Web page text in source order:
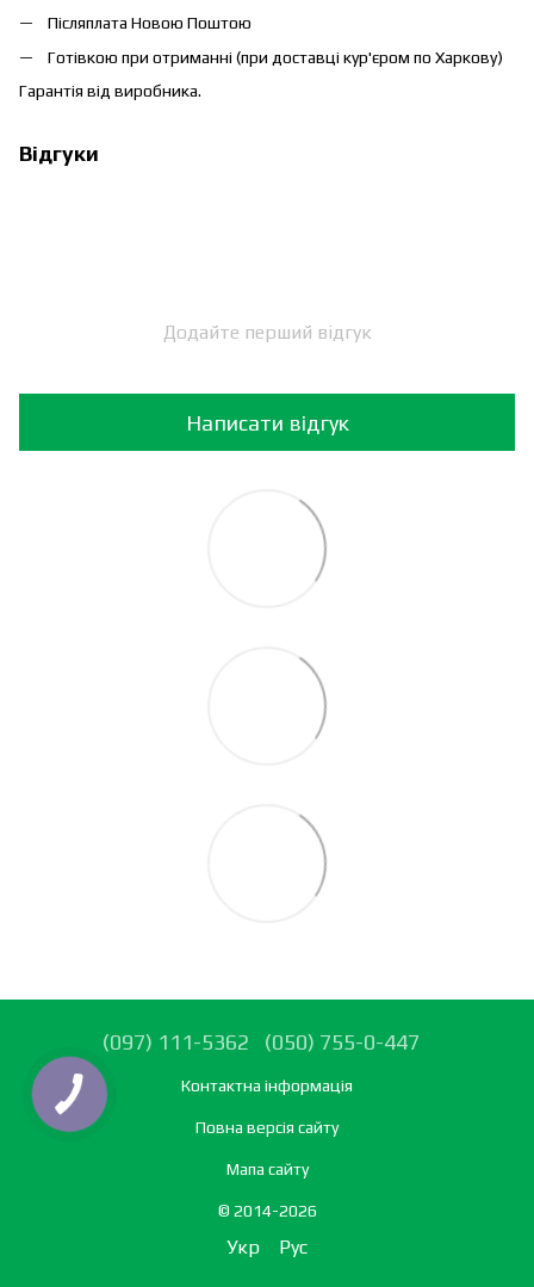
Післяплата Новою Поштою
Готівкою при отриманні (при доставці кур'єром по Харкову)
Гарантія від виробника.
Відгуки
Додайте перший відгук
Написати відгук
(097) 111-5362 (050) 755-0-447
Контактна інформація
Повна версія сайту
Мапа сайту
© 2014-2026
Укр Рус